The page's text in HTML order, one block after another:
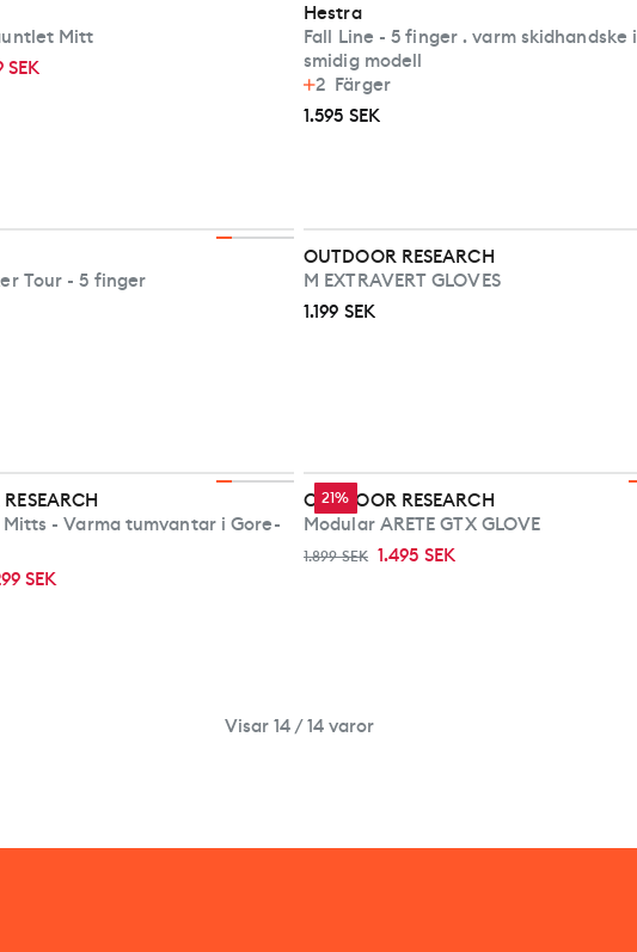
Mitt
SEK
Hestra
Fall Line - 5 finger . varm skidhandske i
smidig modell
2 Färger
1.595 SEK
Tour - 5 finger
OUTDOOR RESEARCH
M EXTRAVERT GLOVES
1.199 SEK
- Varma tumvantar i Gore-
SEK
21%
OUTDOOR RESEARCH
Modular ARETE GTX GLOVE
1.899 SEK 1.495 SEK
Visar 14 / 14 varor